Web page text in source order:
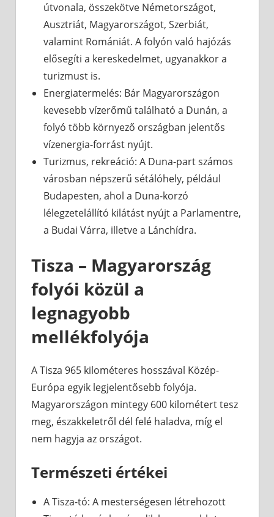
útvonala, összekötve Németországot,
Ausztriát, Magyarországot, Szerbiát,
valamint Romániát. A folyón való hajózás
elősegíti a kereskedelmet, ugyanakkor a
turizmust is.
Energiatermelés: Bár Magyarországon
kevesebb vízerőmű található a Dunán, a
folyó több környező országban jelentős
vízenergia-forrást nyújt.
Turizmus, rekreáció: A Duna-part számos
városban népszerű sétálóhely, például
Budapesten, ahol a Duna-korzó
lélegzetelállító kilátást nyújt a Parlamentre,
a Budai Várra, illetve a Lánchídra.
Tisza – Magyarország
folyói közül a
legnagyobb
mellékfolyója
A Tisza 965 kilométeres hosszával Közép-
Európa egyik legjelentősebb folyója.
Magyarországon mintegy 600 kilométert tesz
meg, északkeletről dél felé haladva, míg el
nem hagyja az országot.
Természeti értékei
A Tisza-tó: A mesterségesen létrehozott